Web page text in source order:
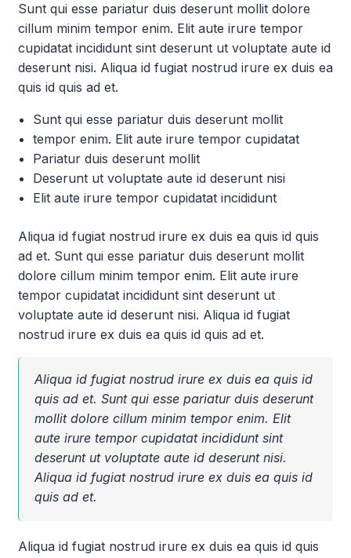
Sunt qui esse pariatur duis deserunt mollit dolore
cillum minim tempor enim. Elit aute irure tempor
cupidatat incididunt sint deserunt ut voluptate aute id
deserunt nisi. Aliqua id fugiat nostrud irure ex duis ea
quis id quis ad et.
Sunt qui esse pariatur duis deserunt mollit
tempor enim. Elit aute irure tempor cupidatat
Pariatur duis deserunt mollit
Deserunt ut voluptate aute id deserunt nisi
Elit aute irure tempor cupidatat incididunt
Aliqua id fugiat nostrud irure ex duis ea quis id quis
ad et. Sunt qui esse pariatur duis deserunt mollit
dolore cillum minim tempor enim. Elit aute irure
tempor cupidatat incididunt sint deserunt ut
voluptate aute id deserunt nisi. Aliqua id fugiat
nostrud irure ex duis ea quis id quis ad et.
Aliqua id fugiat nostrud irure ex duis ea quis id
quis ad et. Sunt qui esse pariatur duis deserunt
mollit dolore cillum minim tempor enim. Elit
aute irure tempor cupidatat incididunt sint
deserunt ut voluptate aute id deserunt nisi.
Aliqua id fugiat nostrud irure ex duis ea quis id
quis ad et.
Aliqua id fugiat nostrud irure ex duis ea quis id quis